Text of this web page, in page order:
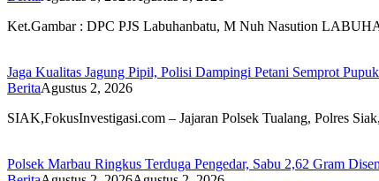
Ket.Gambar : DPC PJS Labuhanbatu, M Nuh Nasution
Jaga Kualitas Jagung Pipil, Polisi Dampingi Petani Semprot
BeritaAgustus 2, 2026
SIAK,FokusInvestigasi.com – Jajaran Polsek Tualang, Polres
Polsek Marbau Ringkus Terduga Pengedar, Sabu 2,62 Gram